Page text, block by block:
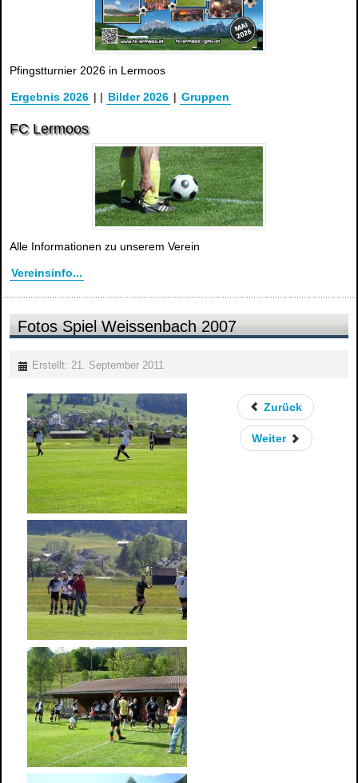
Pfingstturnier 2026 in Lermoos
Ergebnis 2026 | | Bilder 2026 | Gruppen
FC Lermoos
Alle Informationen zu unserem Verein
Vereinsinfo...
Fotos Spiel Weissenbach 2007
Erstellt: 21. September 2011
Zurück
Weiter